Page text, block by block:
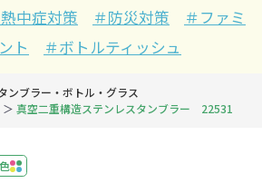
中症対策 ＃防災対策
＃ファミ
ト
＃ボトルティッシュ
ンブラー・ボトル・グラス
真空二重構造ステンレスタンブラー 22531